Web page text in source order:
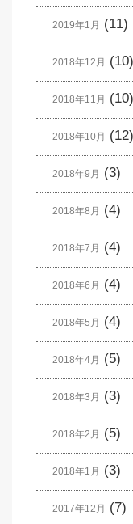
2019年1月 (11)
2018年12月 (10)
2018年11月 (10)
2018年10月 (12)
2018年9月 (3)
2018年8月 (4)
2018年7月 (4)
2018年6月 (4)
2018年5月 (4)
2018年4月 (5)
2018年3月 (3)
2018年2月 (5)
2018年1月 (3)
2017年12月 (7)